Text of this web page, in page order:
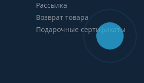
Рассылка
Возврат товара
Подарочные сертификаты